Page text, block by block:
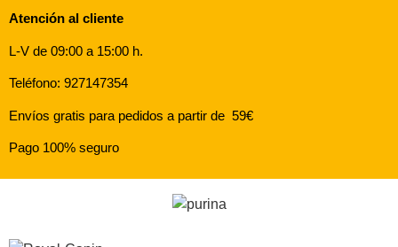
Atención al cliente
L-V de 09:00 a 15:00 h.
Teléfono: 927147354
Envíos gratis para pedidos a partir de 59€
Pago 100% seguro